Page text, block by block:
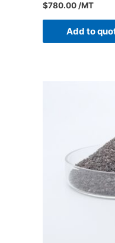
$780.00/MT
Add to